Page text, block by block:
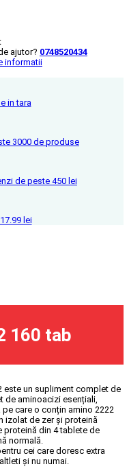
ajutor? 0748520434
informatii
in tara
3000 de produse
de peste 450 lei
17.99 lei
160 tab
este un supliment complet de
de aminoacizi esențiali,
care o conțin amino 2222
izolat de zer și proteină
proteină din 4 tablete de
normală.
cei care doresc extra
și nu numai.